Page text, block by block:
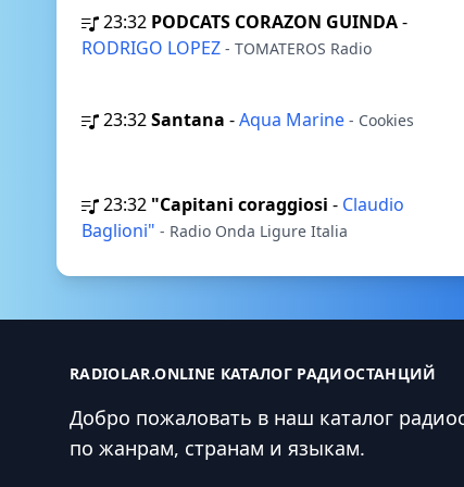
23:32 PODCATS CORAZON GUINDA-
RODRIGO LOPEZ - TOMATEROS Radio
23:32Santana -Aqua Marine - Cookies
23:32 "Capitani coraggiosi - Claudio
Baglioni" - Radio Onda Ligure Italia
RADIOLAR.ONLINE КАТАЛОГ РАДИОСТАНЦИЙ
Добро пожаловать в наш каталог
по жанрам, странам и языкам.